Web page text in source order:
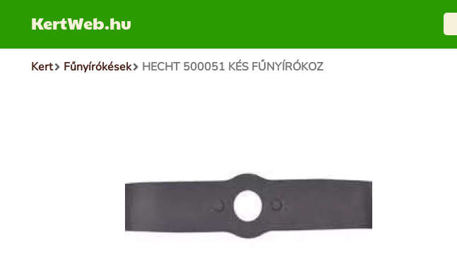
KertWeb.hu
Kert Fűnyírókések HECHT 500051 KÉS FŰNYÍRÓKOZ